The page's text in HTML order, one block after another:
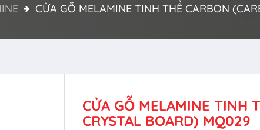
CỬA GỖ MELAMINE TINH THỂ CARBON
CỬA GỖ MELAMINE TINH
CRYSTAL BOARD) MQ029